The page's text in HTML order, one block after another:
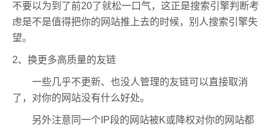
不要以为到了前20了就松一口气，这正是搜索引擎判断考
虑是不是值得把你的网站推上去的时候，别人搜索引擎失
望。
2、换更多高质量的友链
一些几乎不更新、也没人管理的友链可以直接取消
了，对你的网站没有什么好处。
另外注意同一个IP段的网站被K或降权对你的网站都